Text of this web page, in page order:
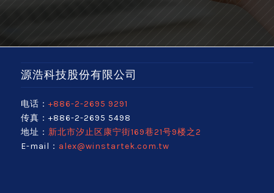
源浩科技股份有限公司
电话： +886-2-2695 9291
传真：+886-2-2695 5498
地址： 新北市汐止区康宁街169巷21号9楼之2
E-mail： alex@winstartek.com.tw